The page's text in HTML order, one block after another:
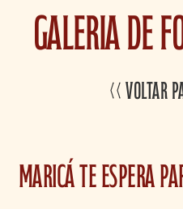
GALERIA DE
<< Voltar
Maricá te espera